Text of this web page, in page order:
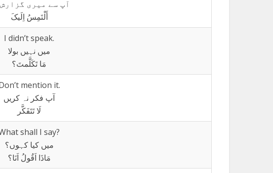
آپ سے میری
أَلْتَمِسُ اِلَیکَ
I didn’t speak.
میں نہیں بولا
مَا تَکَلَّمتَ؟
mention it.
آپ فکر نہ کریں
لَا تَتَفَکَّر
shall I say?
میں کیا کہوں؟
مَاذَا اَقُولُ اَنَا؟